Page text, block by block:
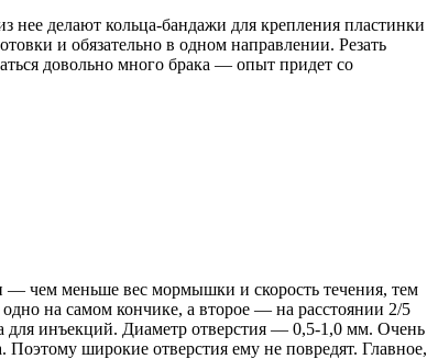
делают кольца-бандажи для крепления пластинки
и обязательно в одном направлении. Резать
довольно много брака — опыт придет со
— чем меньше вес мормышки и скорость течения, тем
на самом кончике, а второе — на расстоянии 2/5
для инъекций. Диаметр отверстия — 0,5-1,0 мм. Очень
широкие отверстия ему не повредят. Главное,